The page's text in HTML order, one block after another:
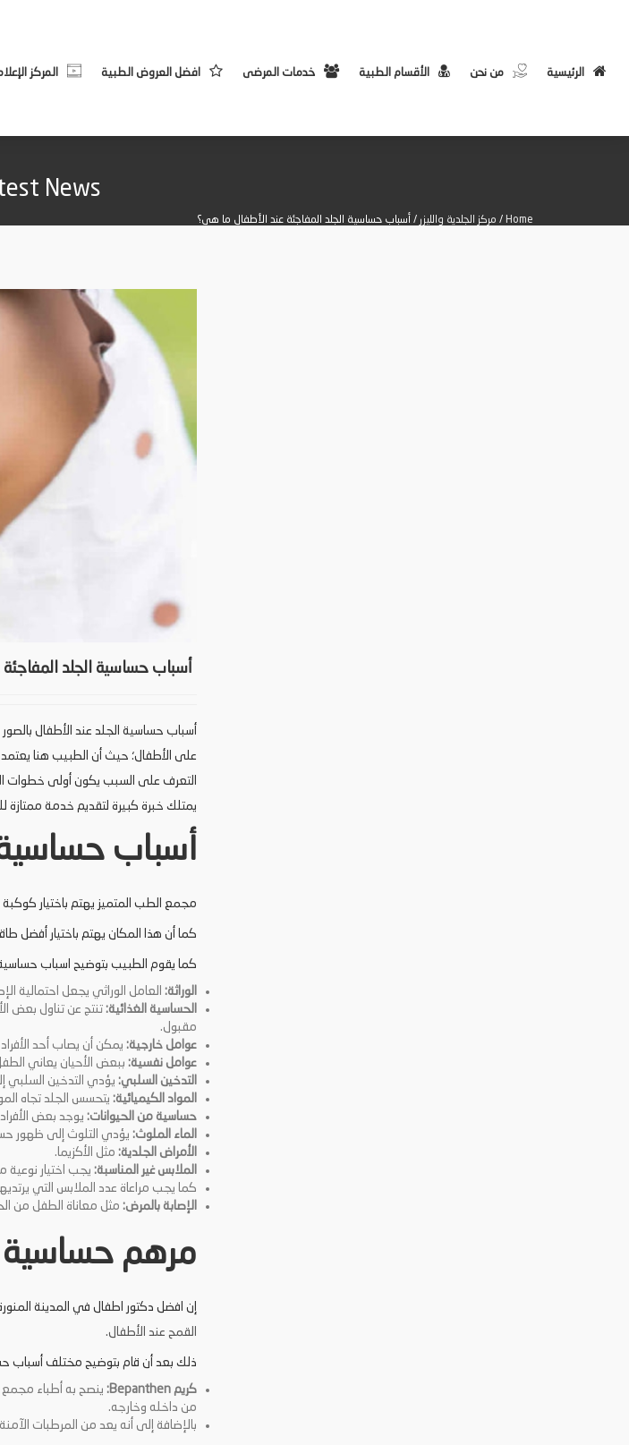
الرئيسية من نحن الأقسام الطبية خدمات المرضى افضل العروض الطبية المركز
News
Home
/ مركز الجلدية والليزر / أسباب حساسية الجلد المفاجئة عند الأطفال ما هي؟
أسباب حساسية الجلد
أسباب حساسية الجلد عند الأطفال
على الأطفال؛ حيث أن الطبيب هنا
التعرف على السبب يكون أولى خطوات
يمتلك خبرة كبيرة لتقديم خدمة ممتازة
أسباب حساسية
مجمع الطب المتميز يهتم باختيار
كما أن هذا المكان يهتم باختيار أفضل
كما يقوم الطبيب بتوضيح اسباب حساسية
الوراثة: العامل الوراثي يجعل احتمالية
الحساسية الغذائية: تنتج عن تناول بعض
مقبول.
عوامل خارجية: يمكن أن يصاب أحد الأفراد
عوامل نفسية: ببعض الأحيان يعاني
التدخين السلبي: يؤدي التدخين السلبي
المواد الكيميائية: يتحسس الجلد تجاه
حساسية من الحيوانات: يوجد بعض
الماء الملوث: يؤدي التلوث إلى ظهور
الأمراض الجلدية: مثل الأكزيما.
الملابس غير المناسبة: يجب اختيار
كما يجب مراعاة عدد الملابس التي
الإصابة بالمرض: مثل معاناة الطفل من
مرهم حساسية
إن افضل دكتور اطفال في المدينة
القمح عند الأطفال.
ذلك بعد أن قام بتوضيح مختلف أسباب
كريم Bepanthen:
ينصح به أطباء مجمع
من داخله وخارجه.
بالإضافة إلى أنه يعد من المرطبات